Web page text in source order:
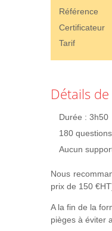
Référence
Certificateur
Tarif
Détails
Durée : 3h50
180 questions
Aucun
Nous
prix de 150
A la fin de la
pièges à éviter